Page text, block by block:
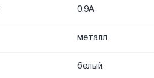
0.9А
металл
белый